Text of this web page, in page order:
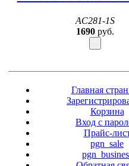
AC281-1S
1690 руб.
Главная
Корзина
Вход с
Прайс-
pgn_sale